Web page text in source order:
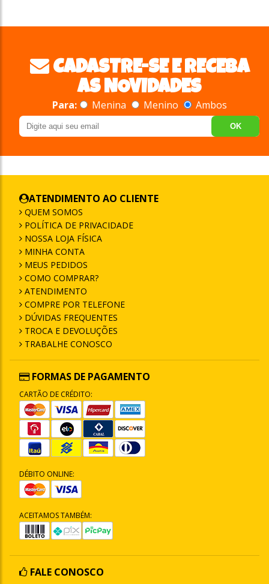
CADASTRE-SE E RECEBA
AS NOVIDADES
Para: Menina Menino Ambos
OK
ATENDIMENTO AO CLIENTE
QUEM SOMOS
POLÍTICA DE PRIVACIDADE
NOSSA LOJA FÍSICA
MINHA CONTA
MEUS PEDIDOS
COMO COMPRAR?
ATENDIMENTO
COMPRE POR TELEFONE
DÚVIDAS FREQUENTES
TROCA E DEVOLUÇÕES
TRABALHE CONOSCO
FORMAS DE PAGAMENTO
CARTÃO DE CRÉDITO:
DÉBITO ONLINE:
ACEITAMOS TAMBÉM:
FALE CONOSCO